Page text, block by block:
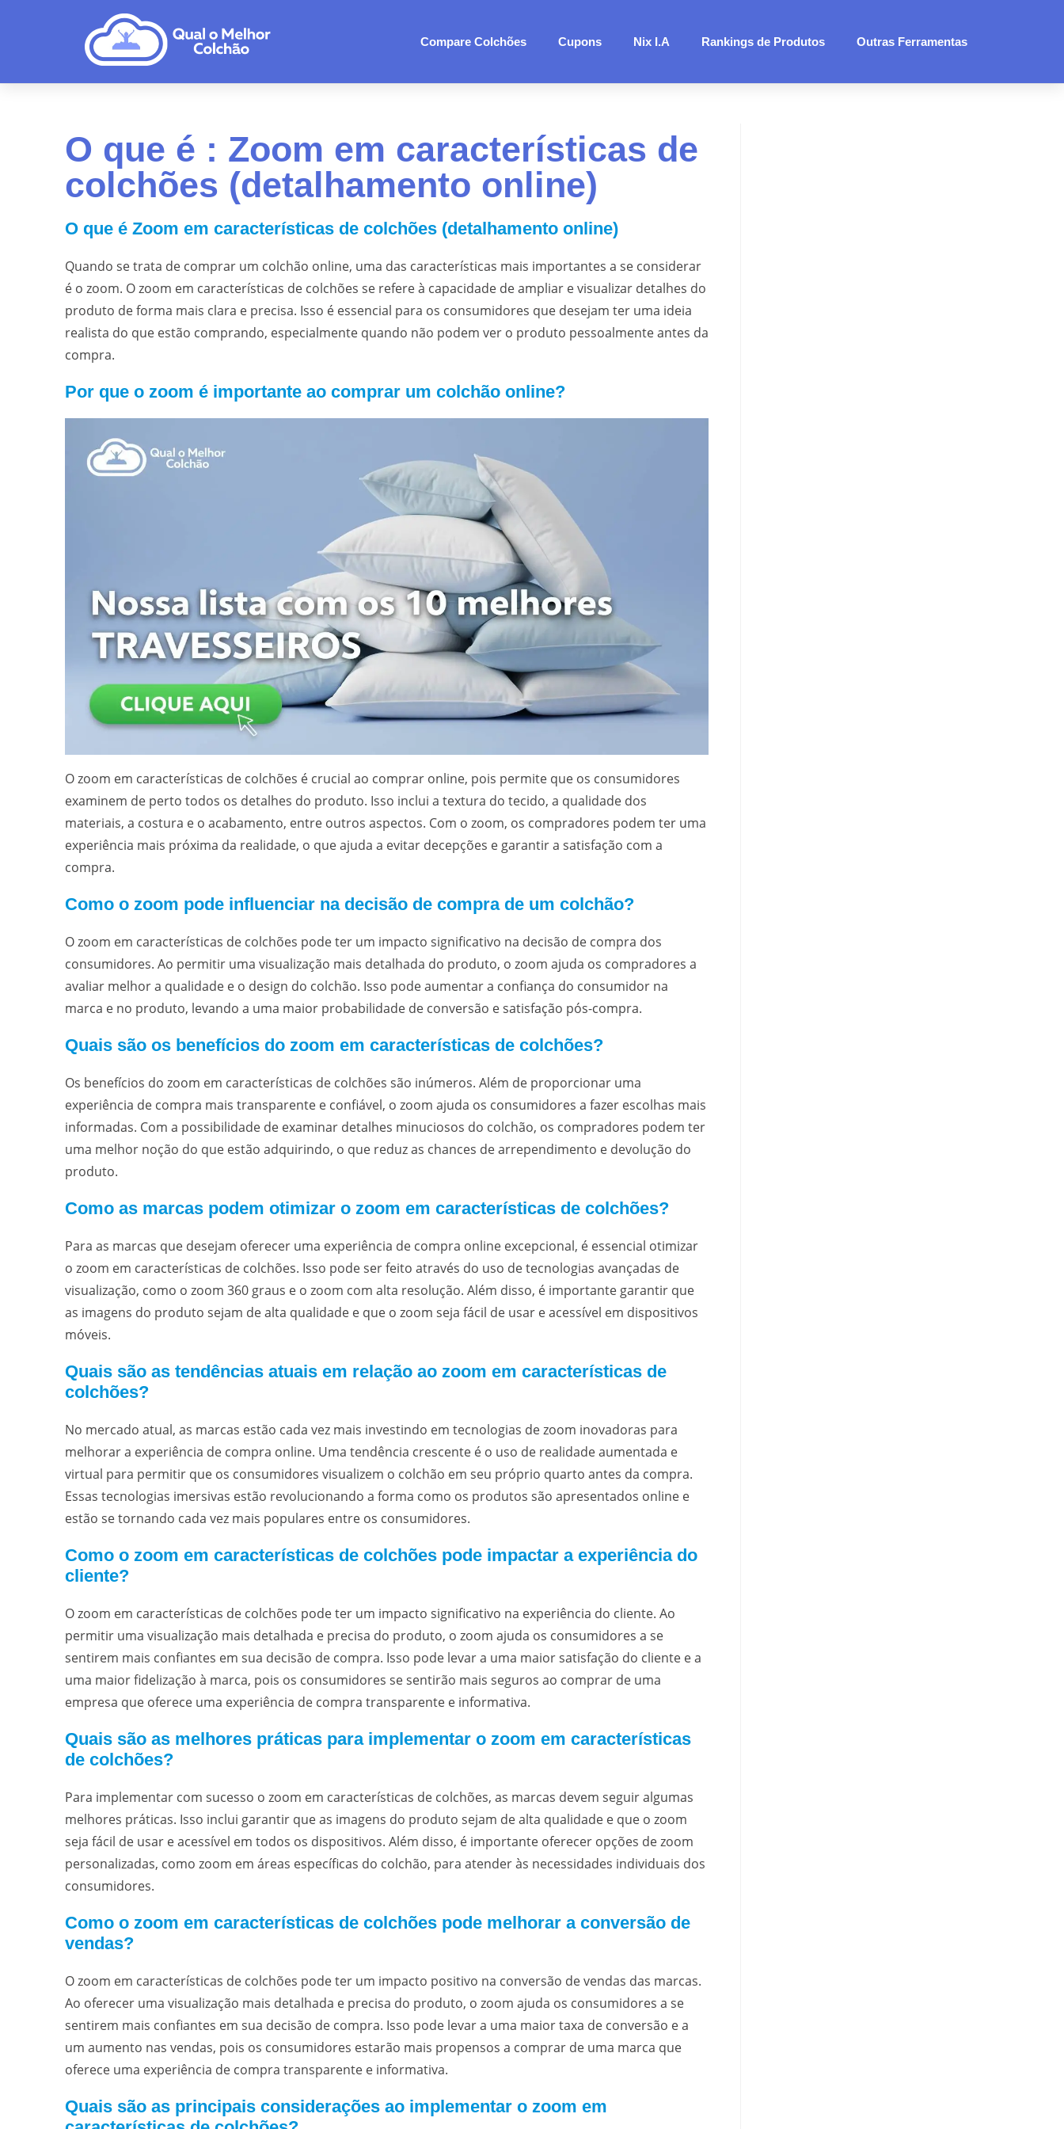
Compare Colchões Cupons Nix I.A Rankings de Produtos Outras Ferramentas
O que é : Zoom em características de
colchões (detalhamento online)
O que é Zoom em características de colchões (detalhamento online)
Quando se trata de comprar um colchão online, uma das características mais importantes a se considerar
é o zoom. O zoom em características de colchões se refere à capacidade de ampliar e visualizar detalhes do
produto de forma mais clara e precisa. Isso é essencial para os consumidores que desejam ter uma ideia
realista do que estão comprando, especialmente quando não podem ver o produto pessoalmente antes da
compra.
Por que o zoom é importante ao comprar um colchão online?
O zoom em características de colchões é crucial ao comprar online, pois permite que os consumidores
examinem de perto todos os detalhes do produto. Isso inclui a textura do tecido, a qualidade dos
materiais, a costura e o acabamento, entre outros aspectos. Com o zoom, os compradores podem ter uma
experiência mais próxima da realidade, o que ajuda a evitar decepções e garantir a satisfação com a
compra.
Como o zoom pode influenciar na decisão de compra de um colchão?
O zoom em características de colchões pode ter um impacto significativo na decisão de compra dos
consumidores. Ao permitir uma visualização mais detalhada do produto, o zoom ajuda os compradores a
avaliar melhor a qualidade e o design do colchão. Isso pode aumentar a confiança do consumidor na
marca e no produto, levando a uma maior probabilidade de conversão e satisfação pós-compra.
Quais são os benefícios do zoom em características de colchões?
Os benefícios do zoom em características de colchões são inúmeros. Além de proporcionar uma
experiência de compra mais transparente e confiável, o zoom ajuda os consumidores a fazer escolhas mais
informadas. Com a possibilidade de examinar detalhes minuciosos do colchão, os compradores podem ter
uma melhor noção do que estão adquirindo, o que reduz as chances de arrependimento e devolução do
produto.
Como as marcas podem otimizar o zoom em características de colchões?
Para as marcas que desejam oferecer uma experiência de compra online excepcional, é essencial otimizar
o zoom em características de colchões. Isso pode ser feito através do uso de tecnologias avançadas de
visualização, como o zoom 360 graus e o zoom com alta resolução. Além disso, é importante garantir que
as imagens do produto sejam de alta qualidade e que o zoom seja fácil de usar e acessível em dispositivos
móveis.
Quais são as tendências atuais em relação ao zoom em características de
colchões?
No mercado atual, as marcas estão cada vez mais investindo em tecnologias de zoom inovadoras para
melhorar a experiência de compra online. Uma tendência crescente é o uso de realidade aumentada e
virtual para permitir que os consumidores visualizem o colchão em seu próprio quarto antes da compra.
Essas tecnologias imersivas estão revolucionando a forma como os produtos são apresentados online e
estão se tornando cada vez mais populares entre os consumidores.
Como o zoom em características de colchões pode impactar a experiência do
cliente?
O zoom em características de colchões pode ter um impacto significativo na experiência do cliente. Ao
permitir uma visualização mais detalhada e precisa do produto, o zoom ajuda os consumidores a se
sentirem mais confiantes em sua decisão de compra. Isso pode levar a uma maior satisfação do cliente e a
uma maior fidelização à marca, pois os consumidores se sentirão mais seguros ao comprar de uma
empresa que oferece uma experiência de compra transparente e informativa.
Quais são as melhores práticas para implementar o zoom em características
de colchões?
Para implementar com sucesso o zoom em características de colchões, as marcas devem seguir algumas
melhores práticas. Isso inclui garantir que as imagens do produto sejam de alta qualidade e que o zoom
seja fácil de usar e acessível em todos os dispositivos. Além disso, é importante oferecer opções de zoom
personalizadas, como zoom em áreas específicas do colchão, para atender às necessidades individuais dos
consumidores.
Como o zoom em características de colchões pode melhorar a conversão de
vendas?
O zoom em características de colchões pode ter um impacto positivo na conversão de vendas das marcas.
Ao oferecer uma visualização mais detalhada e precisa do produto, o zoom ajuda os consumidores a se
sentirem mais confiantes em sua decisão de compra. Isso pode levar a uma maior taxa de conversão e a
um aumento nas vendas, pois os consumidores estarão mais propensos a comprar de uma marca que
oferece uma experiência de compra transparente e informativa.
Quais são as principais considerações ao implementar o zoom em